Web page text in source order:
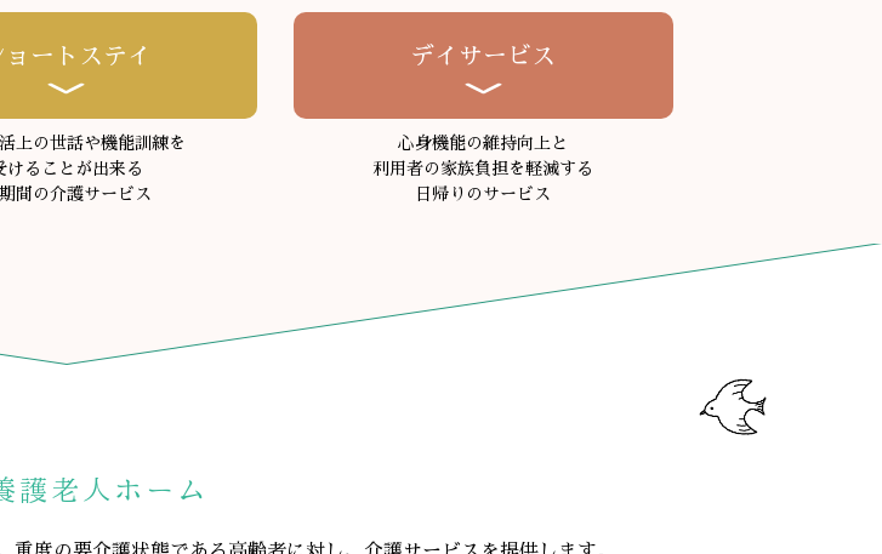
ョートステイ
上の世話や機能訓練を
けることが出来る
間の介護サービス
デイサービス
心身機能の維持向上と
利用者の家族負担を軽減する
日帰りのサービス
護老人ホーム